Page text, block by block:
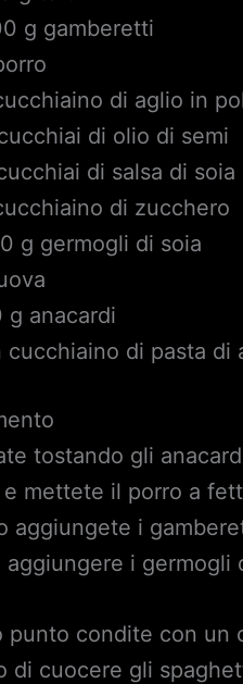
g gamberetti
di aglio in
di olio di semi
di salsa di soia
di zucchero
g germogli di soia
g anacardi
cucchiaino di pasta di
tostando gli
e mettete il porro a
aggiungete i
aggiungere i germogli
punto condite con un
di cuocere gli